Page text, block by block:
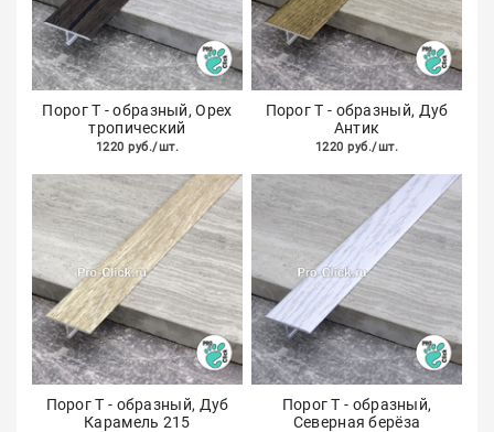
Порог Т - образный, Орех
тропический
1220 руб./шт.
Порог Т - образный, Дуб
Антик
1220 руб./шт.
Порог Т - образный, Дуб
Карамель 215
Порог Т - образный,
Северная берёза